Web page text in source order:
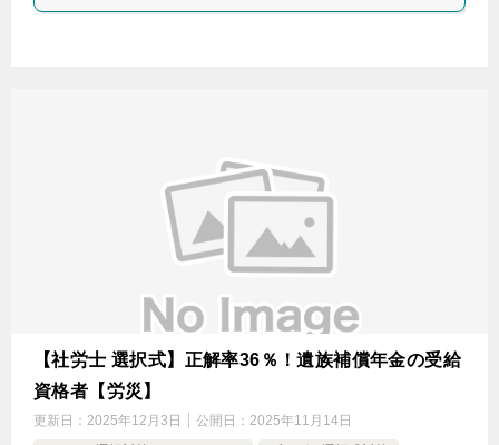
【社労士 選択式】正解率36％！遺族補償年金の受給
資格者【労災】
更新日： 2025年12月3日 公開日： 2025年11月14日